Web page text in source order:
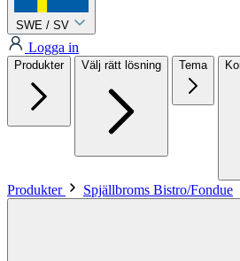
SWE / SV
Logga in
Produkter Välj rätt lösning Tema
Produkter Spjällbroms Bistro/Fondue